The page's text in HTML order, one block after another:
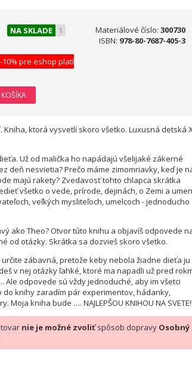
Materiálové číslo: 300730
ISBN: 978-80-7687-405-3
NA SKLADE 1
10% pre eshop platí
Kniha, ktorá vysvetlí skoro všetko. Luxusná detská
Už od malička ho napádajú všelijaké zákerné
deň nesvietia? Prečo máme zimomriavky, keď je
majú rakety? Zvedavosť tohto chlapca skrátka
všetko o vede, prírode, dejinách, o Zemi a
veľkých mysliteľoch, umelcoch - jednoducho
ako Theo? Otvor túto knihu a objavíš odpovede
od otázky. Skrátka sa dozvieš skoro všetko.
určite zábavná, pretože keby nebola žiadne dieťa ju
v nej otázky ľahké, ktoré ma napadli už pred
Ale odpovede sú vždy jednoduché, aby im všetci
do knihy zaradím pár experimentov, hádanky,
Moja kniha bude …. NAJLEPŠOU KNIHOU NA
nie je možné zvoliťspôsob dopravy Osobný